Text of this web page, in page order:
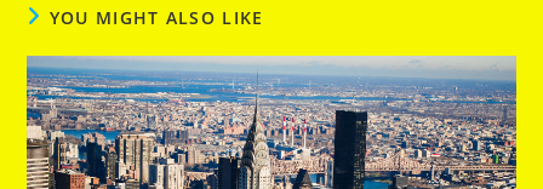
YOU MIGHT ALSO LIKE